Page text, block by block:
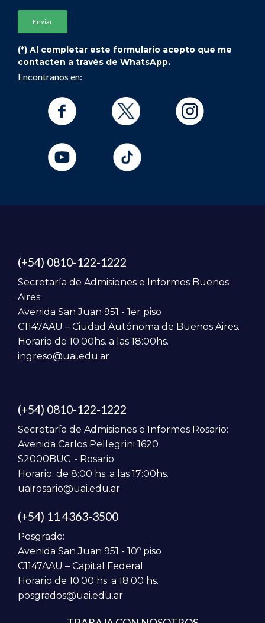
(*) Al completar este formulario acepto que me
contacten a través de WhatsApp.
Encontranos en:
(+54) 0810-122-1222
Secretaría de Admisiones e Informes Buenos
Aires:
Avenida San Juan 951 - 1er piso
C1147AAU – Ciudad Autónoma de Buenos Aires.
Horario de 10:00hs. a las 18:00hs.
ingreso@uai.edu.ar
(+54) 0810-122-1222
Secretaría de Admisiones e Informes Rosario:
Avenida Carlos Pellegrini 1620
S2000BUG - Rosario
Horario: de 8:00 hs. a las 17:00hs.
uairosario@uai.edu.ar
(+54) 11 4363-3500
Posgrado:
Avenida San Juan 951 - 10º piso
C1147AAU – Capital Federal
Horario de 10.00 hs. a 18.00 hs.
posgrados@uai.edu.ar